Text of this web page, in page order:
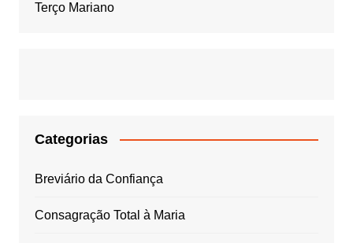
Terço Mariano
Categorias
Breviário da Confiança
Consagração Total à Maria